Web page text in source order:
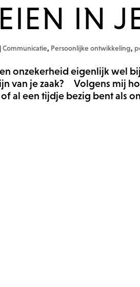
IN
|Communicatie, Persoonlijke ontwikkeling,
onzekerheid eigenlijk wel
van je zaak? Volgens mij
al een tijdje bezig bent als